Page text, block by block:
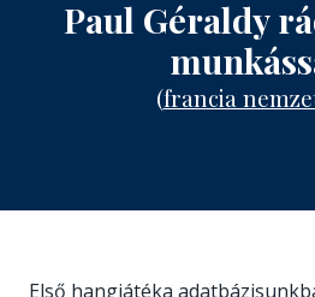
Paul Géraldy
(francia
Első hangjátéka